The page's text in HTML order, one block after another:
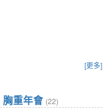
[更多]
重年會 (22)